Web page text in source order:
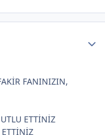
FANINIZIN,
ETTİNİZ
ETTİNİZ